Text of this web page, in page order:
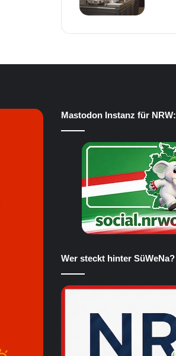
Mastodon Instanz für NRW:
Wer steckt hinter SüWeNa?